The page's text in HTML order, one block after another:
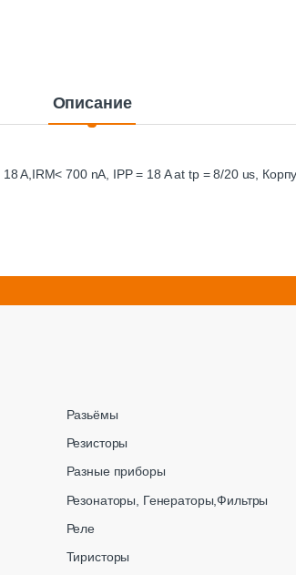
Описание
A,IRM< 700 nA, IPP = 18 A at tp = 8/20 us,
Разьёмы
Резисторы
Разные приборы
Резонаторы, Генераторы,Фильтры
Реле
Тиристоры